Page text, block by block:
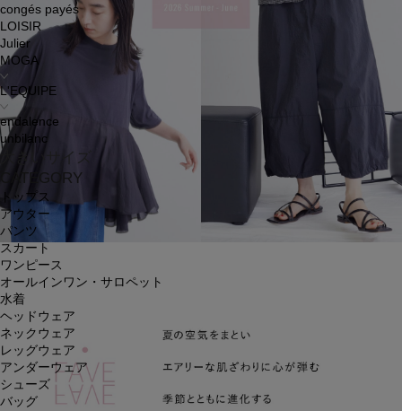
congés payés
LOISIR
Julier
MOGA
L'EQUIPE
endalence
unbilanc
大きいサイズ
CATEGORY
トップス
アウター
パンツ
スカート
ワンピース
オールインワン・サロペット
水着
ヘッドウェア
ネックウェア
レッグウェア
アンダーウェア
シューズ
バッグ